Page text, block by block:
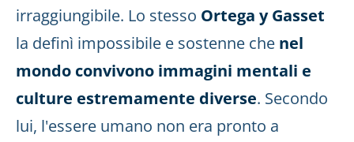
irraggiungibile. Lo stesso Ortega y Gasset
la definì impossibile e sostenne che nel
mondo convivono immagini mentali e
culture estremamente diverse. Secondo
lui, l'essere umano non era pronto a